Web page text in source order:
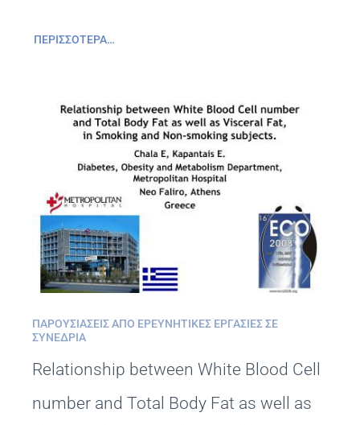
ΠΕΡΙΣΣΌΤΕΡΑ…
ΠΑΡΟΥΣΙΆΣΕΙΣ ΑΠΌ ΕΡΕΥΝΗΤΙΚΈΣ ΕΡΓΑΣΊΕΣ ΣΕ
ΣΥΝΈΔΡΙΑ
Relationship between White Blood Cell
number and Total Body Fat as well as